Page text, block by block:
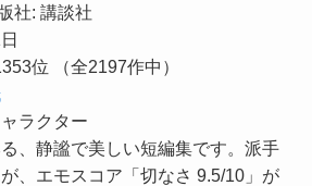
社: 講談社
位 （全2197作中）
、静謐で美しい短編集です。派手
、 エモスコア「切なさ 9.5/10」 が